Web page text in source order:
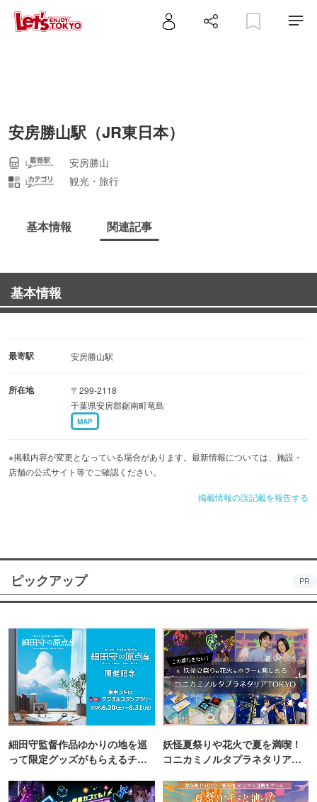
安房勝山駅（JR東日本）
安房勝山
観光・旅行
基本情報 関連記事
基本情報
最寄駅 安房勝山駅
所在地
〒299-2118
千葉県安房郡鋸南町竜島
MAP
※掲載内容が変更となっている場合があります。最新情報については、施設・
店舗の公式サイト等でご確認ください。
掲載情報の誤記載を報告する
ピックアップ PR
細田守監督作品ゆかりの地を巡
って限定グッズがもらえるチャ
妖怪夏祭りや花火で夏を満喫！
コニカミノルタプラネタリア